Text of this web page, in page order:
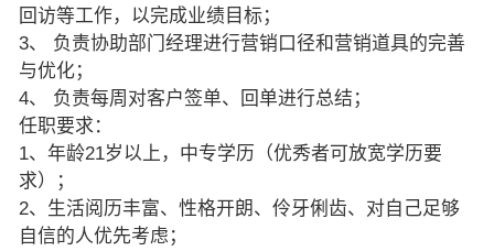
回访等工作，以完成业绩目标；
3、 负责协助部门经理进行营销口径和营销道具的完善
与优化；
4、 负责每周对客户签单、回单进行总结；
任职要求：
1、年龄21岁以上，中专学历（优秀者可放宽学历要
求）；
2、生活阅历丰富、性格开朗、伶牙俐齿、对自己足够
自信的人优先考虑；